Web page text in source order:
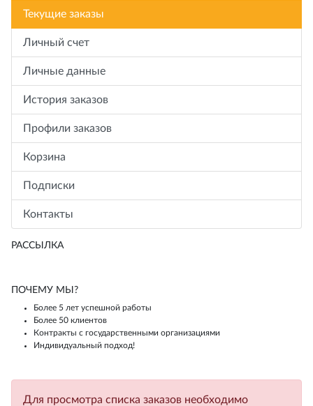
Текущие заказы
Личный счет
Личные данные
История заказов
Профили заказов
Корзина
Подписки
Контакты
РАССЫЛКА
ПОЧЕМУ МЫ?
Более 5 лет успешной работы
Более 50 клиентов
Контракты с государственными организациями
Индивидуальный подход!
Для просмотра списка заказов необходимо